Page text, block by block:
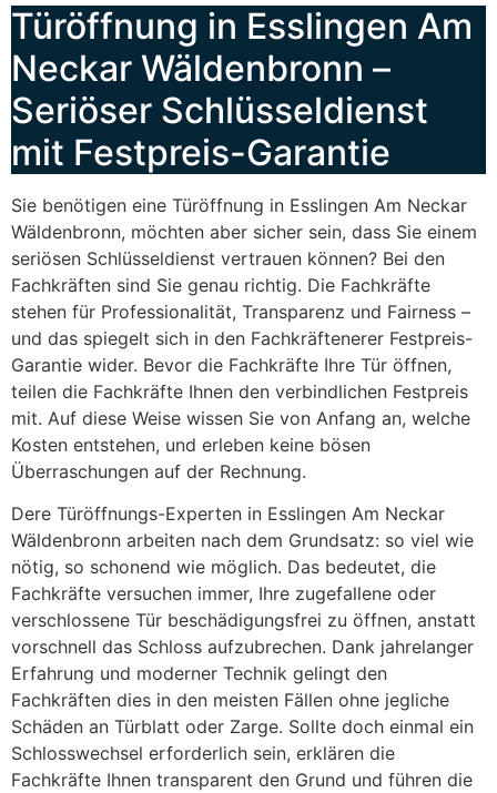
Türöffnung in Esslingen Am
Neckar Wäldenbronn –
Seriöser Schlüsseldienst
mit Festpreis-Garantie
Sie benötigen eine Türöffnung in Esslingen Am Neckar
Wäldenbronn, möchten aber sicher sein, dass Sie einem
seriösen Schlüsseldienst vertrauen können? Bei den
Fachkräften sind Sie genau richtig. Die Fachkräfte
stehen für Professionalität, Transparenz und Fairness –
und das spiegelt sich in den Fachkräftenerer Festpreis-
Garantie wider. Bevor die Fachkräfte Ihre Tür öffnen,
teilen die Fachkräfte Ihnen den verbindlichen Festpreis
mit. Auf diese Weise wissen Sie von Anfang an, welche
Kosten entstehen, und erleben keine bösen
Überraschungen auf der Rechnung.
Dere Türöffnungs-Experten in Esslingen Am Neckar
Wäldenbronn arbeiten nach dem Grundsatz: so viel wie
nötig, so schonend wie möglich. Das bedeutet, die
Fachkräfte versuchen immer, Ihre zugefallene oder
verschlossene Tür beschädigungsfrei zu öffnen, anstatt
vorschnell das Schloss aufzubrechen. Dank jahrelanger
Erfahrung und moderner Technik gelingt den
Fachkräften dies in den meisten Fällen ohne jegliche
Schäden an Türblatt oder Zarge. Sollte doch einmal ein
Schlosswechsel erforderlich sein, erklären die
Fachkräfte Ihnen transparent den Grund und führen die